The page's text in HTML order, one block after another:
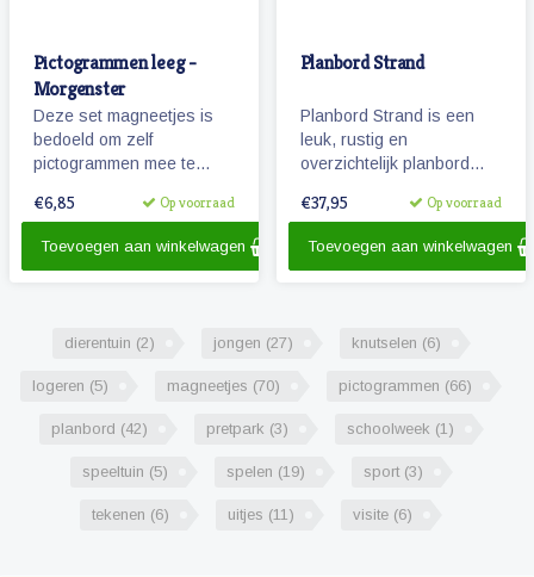
Pictogrammen leeg -
Morgenster
Deze set magneetjes is
bedoeld om zelf
pictogrammen mee te
hebben dezelfde afmeting
'Morgenster'.
€6,85 Op voorraad
Toevoegen aan winkelwagen
Planbord Strand
Planbord Strand is een
leuk, rustig en
overzichtelijk planbord
weekplanner is geschikt
beschrijfbaar.
€37,95 Op voorraad
Toevoegen aan winkelwagen
dierentuin (2) jongen (27) knutselen (6)
logeren (5) magneetjes (70) pictogrammen (66)
planbord (42) pretpark (3) schoolweek (1)
speeltuin (5) spelen (19) sport (3)
tekenen (6) uitjes (11) visite (6)